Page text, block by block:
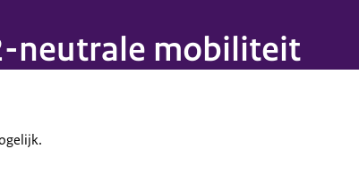
neutrale mobiliteit